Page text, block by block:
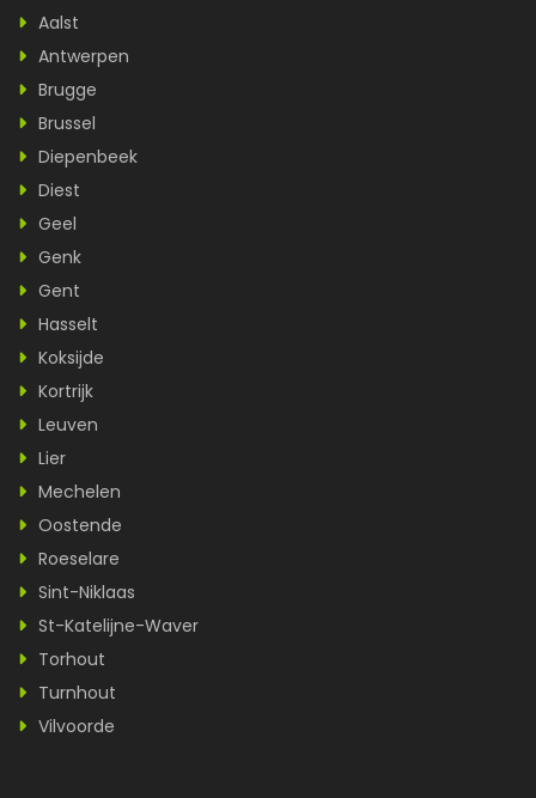
Aalst
Antwerpen
Brugge
Brussel
Diepenbeek
Diest
Geel
Genk
Gent
Hasselt
Koksijde
Kortrijk
Leuven
Lier
Mechelen
Oostende
Roeselare
Sint-Niklaas
St-Katelijne-Waver
Torhout
Turnhout
Vilvoorde